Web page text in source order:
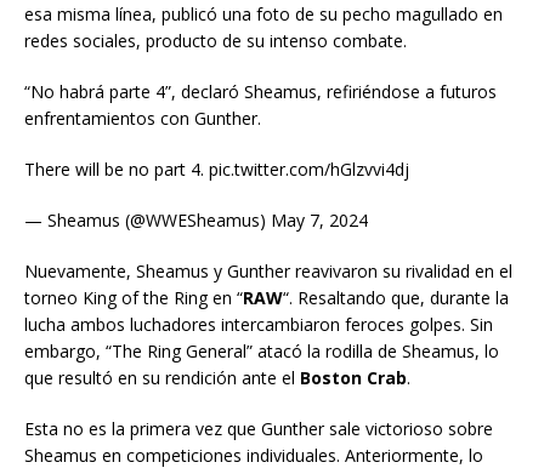
esa misma línea, publicó una foto de su pecho magullado en
redes sociales, producto de su intenso combate.
“No habrá parte 4”, declaró Sheamus, refiriéndose a futuros
enfrentamientos con Gunther.
There will be no part 4. pic.twitter.com/hGlzvvi4dj
— Sheamus (@WWESheamus) May 7, 2024
Nuevamente, Sheamus y Gunther reavivaron su rivalidad en el
torneo King of the Ring en “RAW“. Resaltando que, durante la
lucha ambos luchadores intercambiaron feroces golpes. Sin
embargo, “The Ring General” atacó la rodilla de Sheamus, lo
que resultó en su rendición ante el Boston Crab.
Esta no es la primera vez que Gunther sale victorioso sobre
Sheamus en competiciones individuales. Anteriormente, lo